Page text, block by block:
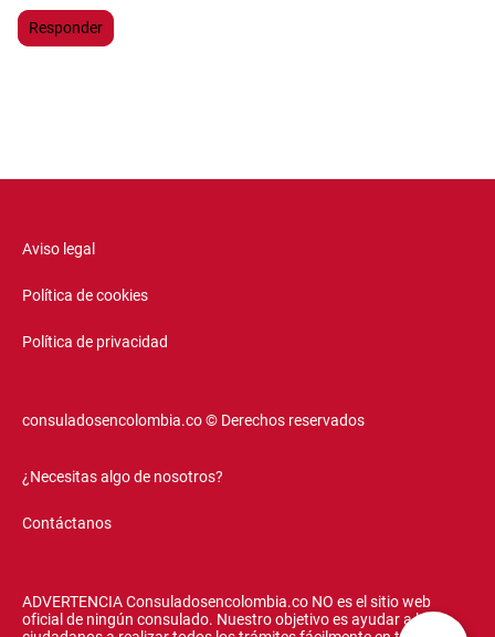
Responder
Aviso legal
Política de cookies
Política de privacidad
consuladosencolombia.co © Derechos reservados
¿Necesitas algo de nosotros?
Contáctanos
ADVERTENCIA Consuladosencolombia.co NO es el sitio web
oficial de ningún consulado. Nuestro objetivo es ayudar a los